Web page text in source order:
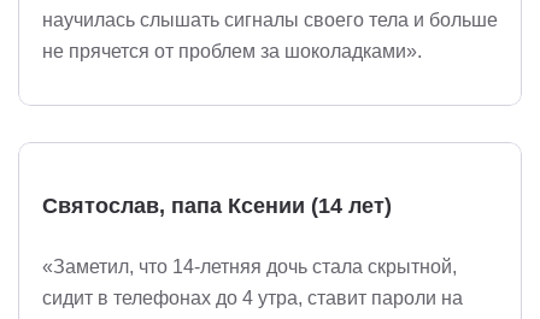
научилась слышать сигналы своего тела и больше
не прячется от проблем за шоколадками».
Святослав, папа Ксении (14 лет)
«Заметил, что 14-летняя дочь стала скрытной,
сидит в телефонах до 4 утра, ставит пароли на